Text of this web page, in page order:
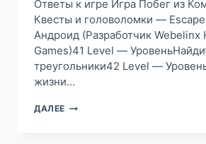
КОМНАТЫ
–
ESCAPEROOM
Ответы к игре Игра Побег из
Квесты и головоломки — Escape
Андроид (Разработчик Webelinx
Games)41 Level —
треугольники42 Level —
жизни…
ДАЛЕЕ ОТВЕТ